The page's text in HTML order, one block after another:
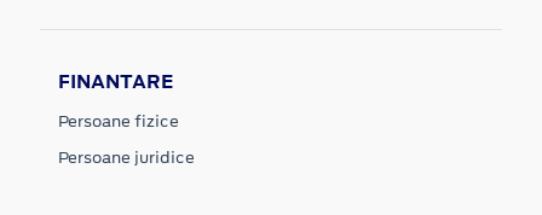
FINANTARE
Persoane fizice
Persoane juridice